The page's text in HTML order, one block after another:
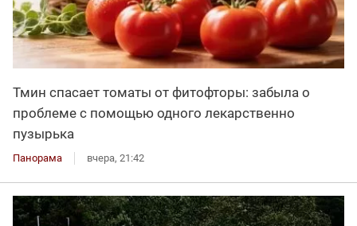
Тмин спасает томаты от фитофторы: забыла о
проблеме с помощью одного лекарственно
пузырька
Панорама вчера, 21:42